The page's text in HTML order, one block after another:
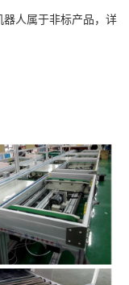
人属于非标产品，详